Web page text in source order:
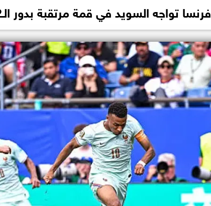
فرنسا تواجه السويد في قمة مرتقبة بدور الـ32 من المونديال